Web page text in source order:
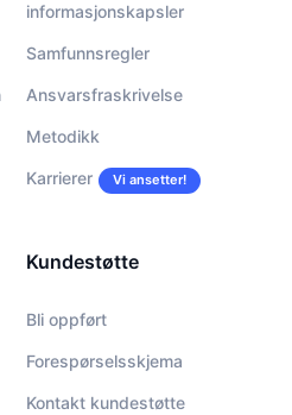
informasjonskapsler
Samfunnsregler
Ansvarsfraskrivelse
Metodikk
Karrierer Vi ansetter!
Kundestøtte
Bli oppført
Forespørselsskjema
Kontakt kundestøtte